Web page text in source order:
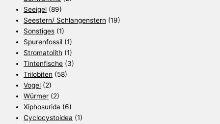
Seeigel (89)
Seestern/ Schlangenstern (19)
Sonstiges (1)
Spurenfossil (1)
Stromatolith (1)
Tintenfische (3)
Trilobiten (58)
Vogel (2)
Würmer (2)
Xiphosurida (6)
Cyclocystoidea (1)